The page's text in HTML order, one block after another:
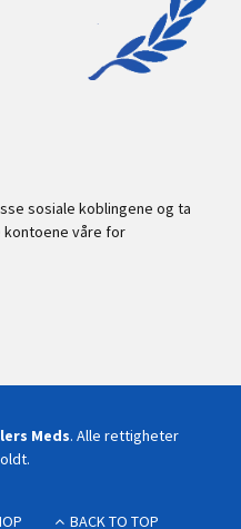
sosiale koblingene og ta
kontoene våre for
Meds. Alle rettigheter
BACK TO TOP